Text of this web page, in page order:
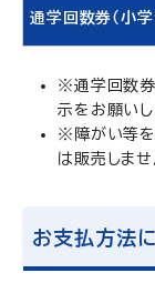
通学回数券（小学
※通学回数券
示をお願いし
※障がい等を
は販売しませ
お支払方法